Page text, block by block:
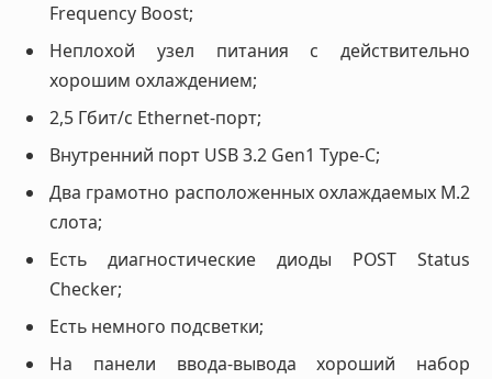
Frequency Boost;
Неплохой узел питания с действительно
хорошим охлаждением;
2,5 Гбит/с Ethernet-порт;
Внутренний порт USB 3.2 Gen1 Type-C;
Два грамотно расположенных охлаждаемых M.2
слота;
Есть диагностические диоды POST Status
Checker;
Есть немного подсветки;
На панели ввода-вывода хороший набор